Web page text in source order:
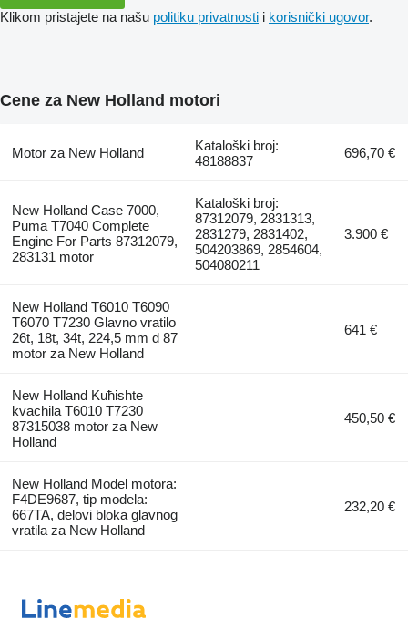
Klikom pristajete na našu politiku privatnosti i korisnički ugovor.
Cene za New Holland motori
Motor za New Holland
Kataloški broj:
48188837
696,70 €
New Holland Case 7000,
Puma T7040 Complete
Engine For Parts 87312079,
283131 motor
Kataloški broj:
87312079, 2831313,
2831279, 2831402,
504203869, 2854604,
504080211
3.900 €
New Holland T6010 T6090
T6070 T7230 Glavno vratilo
26t, 18t, 34t, 224,5 mm d 87
motor za New Holland
641 €
New Holland Kuћishte
kvachila T6010 T7230
87315038 motor za New
Holland
450,50 €
New Holland Model motora:
F4DE9687, tip modela:
667TA, delovi bloka glavnog
vratila za New Holland
232,20 €